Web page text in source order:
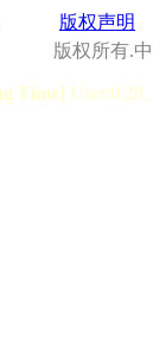
版权声明
版权所有.
Time]